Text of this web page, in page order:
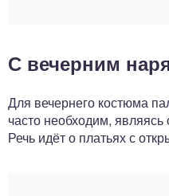
С вечерним
Для вечернего костюма
часто необходим,
Речь идёт о платьях с